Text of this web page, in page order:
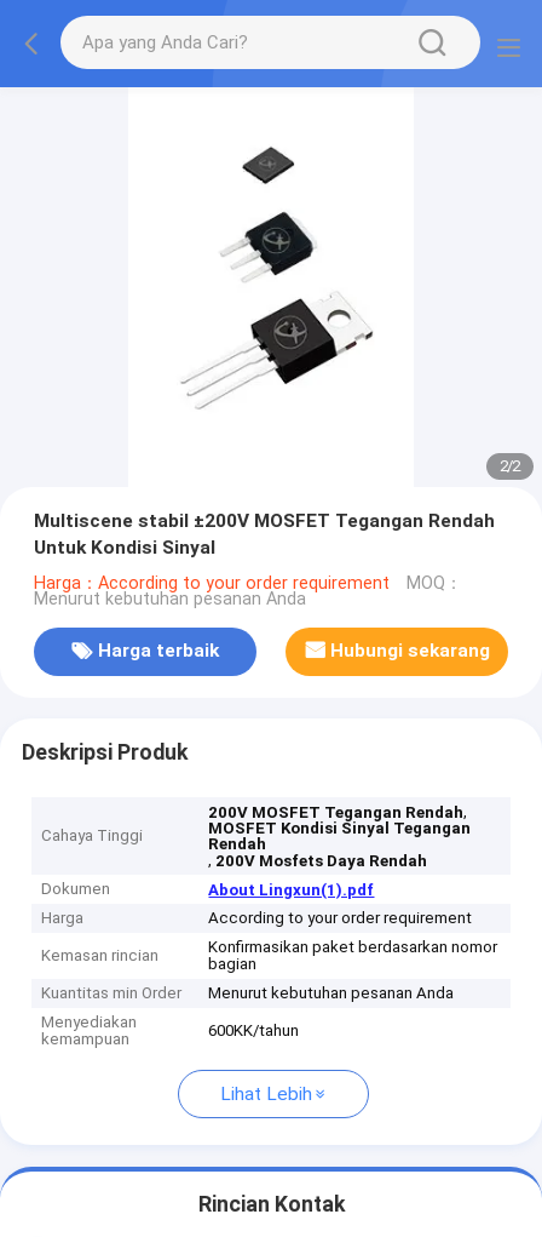
2/2
Multiscene stabil ±200V MOSFET Tegangan Rendah
Untuk Kondisi Sinyal
Harga：According to your order requirement MOQ：
Menurut kebutuhan pesanan Anda
Harga terbaik Hubungi sekarang
Deskripsi Produk
Cahaya Tinggi
200V MOSFET Tegangan Rendah,
MOSFET Kondisi Sinyal Tegangan
Rendah
, 200V Mosfets Daya Rendah
Dokumen
About Lingxun(1).pdf
Harga
According to your order requirement
Kemasan rincian
Konfirmasikan paket berdasarkan nomor
bagian
Kuantitas min Order
Menurut kebutuhan pesanan Anda
Menyediakan
kemampuan
600KK/tahun
Lihat Lebih
Rincian Kontak